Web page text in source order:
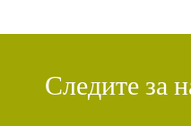
Следите за